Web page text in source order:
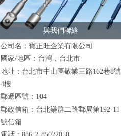
與我們聯絡
公司名：寶正旺企業有限公司
國家/地區：台灣，台北市
地址：台北市中山區敬業三路162巷8號
4樓
郵遞區號：104
郵政信箱：台北樂群二路郵局第192-11
號信箱